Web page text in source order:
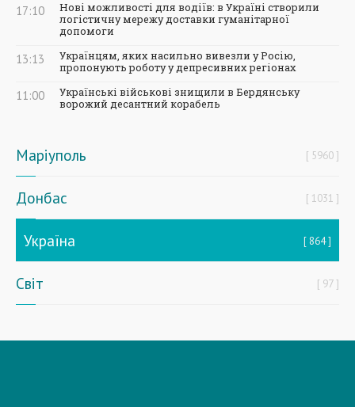
17:10
Нові можливості для водіїв: в Україні створили
логістичну мережу доставки гуманітарної
допомоги
13:13
Українцям, яких насильно вивезли у Росію,
пропонують роботу у депресивних регіонах
11:00
Українські військові знищили в Бердянську
ворожий десантний корабель
Маріуполь 5960
Донбас 1031
Україна 864
Світ 97